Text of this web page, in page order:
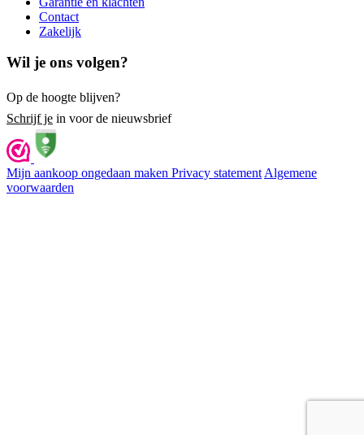
Contact
Zakelijk
Wil je ons volgen?
Op de hoogte blijven?
Schrijf je in voor de nieuwsbrief
Mijn aankoop ongedaan maken Privacy statement Algemene
voorwaarden